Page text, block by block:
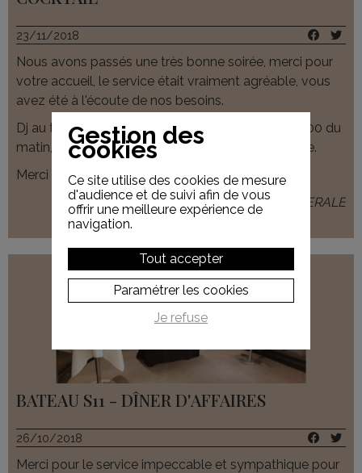
23/11/2018
Nous avons passés une très bonne soirée, merci pour
votre accueil, le service était vraiment agréable, vous
avez été à l'écoute de nos besoins.
Dj au top, nous étions sur la piste de 22h00 à 01h00 du
matin, c'est bien la preuve que la soirée est réussie.
Merci encore.
Nadia - SOCIETE GENERALE
BATEAU S11 - DÎNER D'AFFAIRES
26/10/2018
Merci pour le service impeccable et sympathique pour
Gestion des
cookies
Ce site utilise des cookies de mesure
d'audience et de suivi afin de vous
offrir une meilleure expérience de
navigation.
Tout accepter
Paramétrer les cookies
Je refuse